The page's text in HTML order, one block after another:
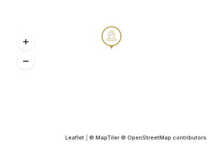
Leaflet © MapTiler © OpenStreetMap contributors